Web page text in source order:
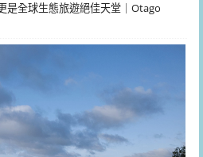
是全球生態旅遊絕佳天堂｜Otago